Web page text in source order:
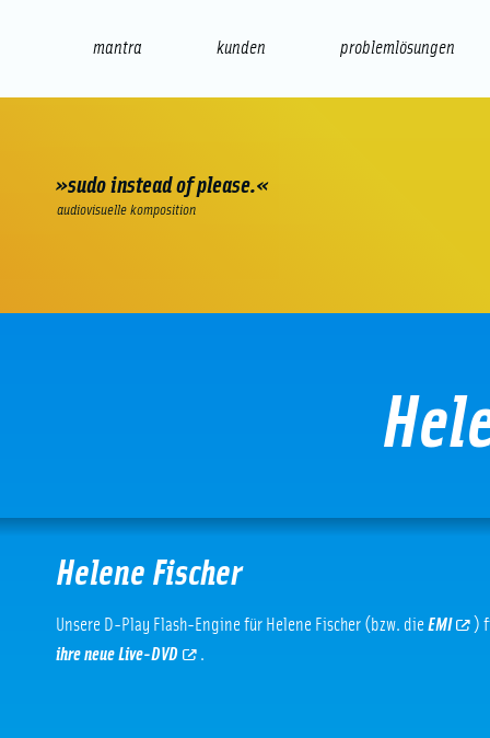
mantra kunden problemlösungen
»sudo instead of please.«
audiovisuelle komposition
Helene Fischer
Unsere D-Play Flash-Engine für Helene Fischer (bzw. die EMI
)
ihre neue Live-DVD
.